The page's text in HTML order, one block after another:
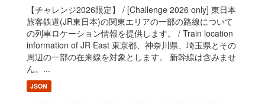
【チャレンジ2026限定】 / [Challenge 2026 only] 東日本
旅客鉄道(JR東日本)の関東エリアの一部の路線について
の列車ロケーション情報を提供します。 / Train location
information of JR East 東京都、神奈川県、埼玉県とその
周辺の一部の在来線を対象とします。 新幹線は含みませ
ん。...
JSON